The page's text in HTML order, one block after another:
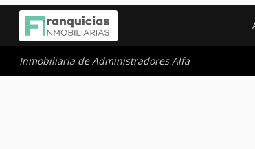
Inmobiliaria de Administradores Alfa